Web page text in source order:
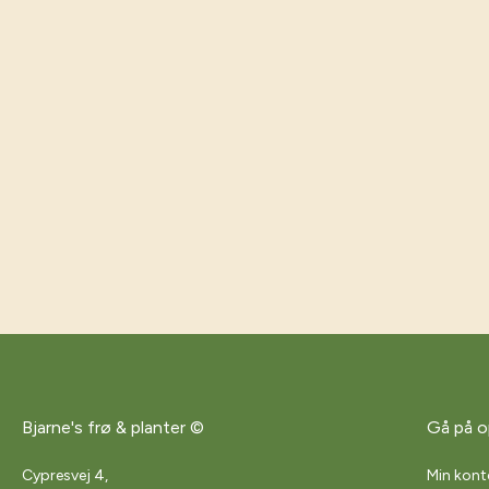
Bjarne's frø & planter ©
Cypresvej 4,
Gå på
Min